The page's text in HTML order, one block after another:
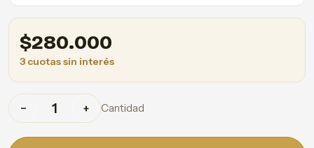
$280.000
3 cuotas sin interés
− + Cantidad